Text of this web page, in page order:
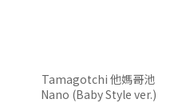
Tamagotchi 他媽哥池
Nano (Baby Style ver.)